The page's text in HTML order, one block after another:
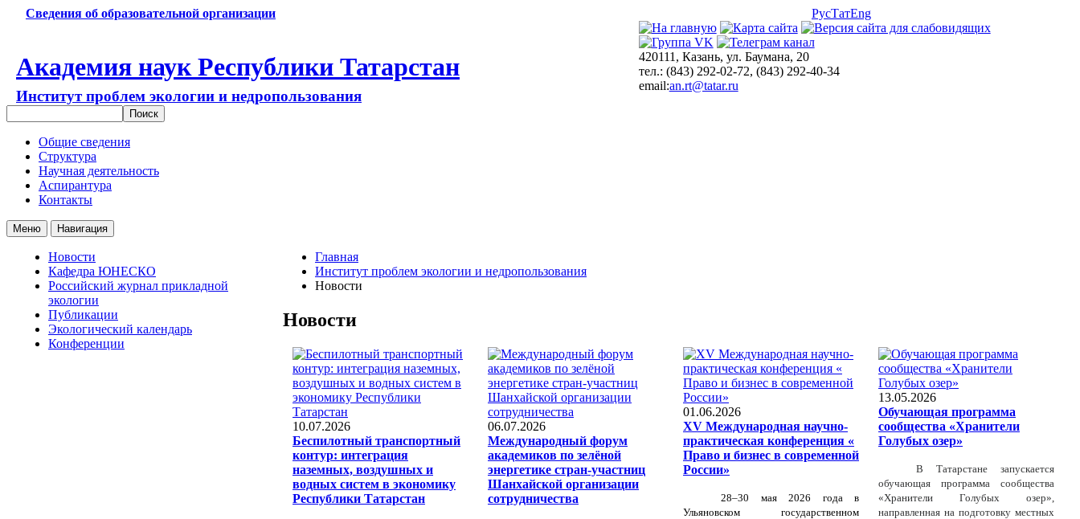
Сведения об образовательной организации РусТатEng
Академия наук Республики Татарстан
Институт проблем экологии и недропользования
420111, Казань, ул. Баумана, 20
тел.: (843) 292-02-72, (843) 292-40-34
email:an.rt@tatar.ru
Общие сведения
Структура
Научная деятельность
Аспирантура
Контакты
Меню Навигация
Новости
Кафедра ЮНЕСКО
Российский журнал прикладной
экологии
Публикации
Экологический календарь
Конференции
Главная
Институт проблем экологии и недропользования
Новости
Новости
10.07.2026
Беспилотный транспортный
контур: интеграция
наземных, воздушных и
водных систем в экономику
Республики Татарстан
06.07.2026
Международный форум
академиков по зелёной
энергетике стран-участниц
Шанхайской организации
сотрудничества
01.06.2026
XV Международная научно-
практическая конференция «
Право и бизнес в современной
России»
28–30 мая 2026 года в
Ульяновском государственном
13.05.2026
Обучающая программа
сообщества «Хранители
Голубых озер»
В Татарстане запускается
обучающая программа сообщества
«Хранители Голубых озер»,
направленная на подготовку местных